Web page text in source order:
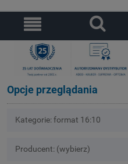
Opcje przeglądania
Kategorie: format 16:10
Producent: (wybierz)